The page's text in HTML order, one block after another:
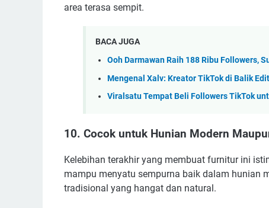
area terasa sempit.
BACA JUGA
Ooh Darmawan Raih 188 Ribu Followers,
Mengenal Xalv: Kreator TikTok di Balik
Viralsatu Tempat Beli Followers TikTok
10. Cocok untuk Hunian Modern
Kelebihan terakhir yang membuat furnitur ini
mampu menyatu sempurna baik dalam hunian
tradisional yang hangat dan natural.